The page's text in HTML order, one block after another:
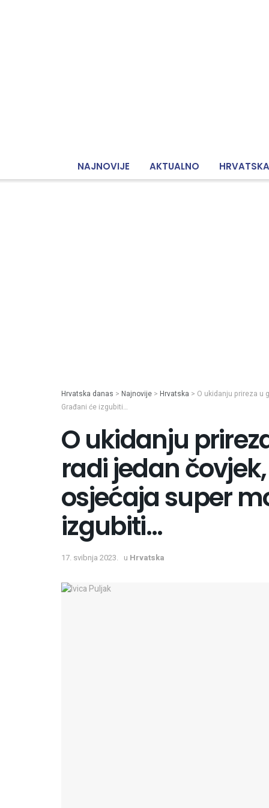
NAJNOVIJE AKTUALNO HRVATSKA
Hrvatska danas > Najnovije > Hrvatska > O ukidanju prireza u
Građani će izgubiti…
O ukidanju
radi jedan
osjećaja super
izgubiti…
17. svibnja 2023. u Hrvatska